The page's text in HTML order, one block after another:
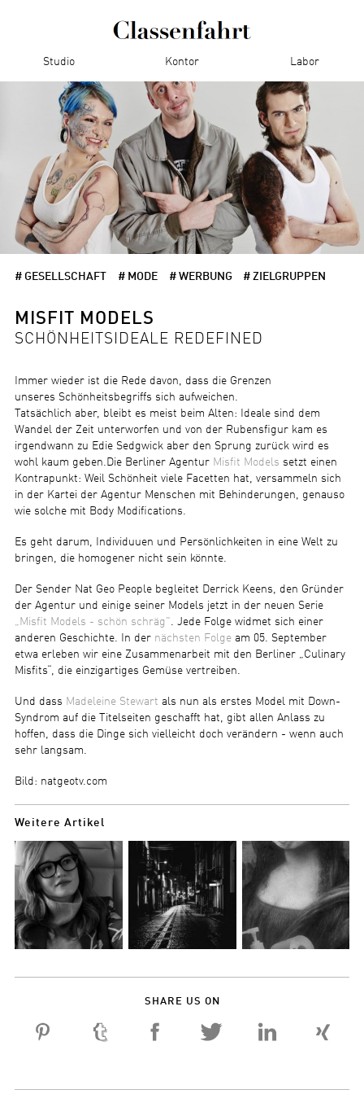
Studio Kontor Labor
# GESELLSCHAFT # MODE # WERBUNG # ZIELGRUPPEN
MISFIT MODELS
SCHÖNHEITSIDEALE REDEFINED
Immer wieder ist die Rede davon, dass die Grenzen
unseres Schönheitsbegriffs sich aufweichen.
Tatsächlich aber, bleibt es meist beim Alten: Ideale sind dem
Wandel der Zeit unterworfen und von der Rubensfigur kam es
irgendwann zu Edie Sedgwick aber den Sprung zurück wird es
wohl kaum geben.Die Berliner Agentur Misfit Models setzt einen
Kontrapunkt: Weil Schönheit viele Facetten hat, versammeln sich
in der Kartei der Agentur Menschen mit Behinderungen, genauso
wie solche mit Body Modifications.
Es geht darum, Individuuen und Persönlichkeiten in eine Welt zu
bringen, die homogener nicht sein könnte.
Der Sender Nat Geo People begleitet Derrick Keens, den Gründer
der Agentur und einige seiner Models jetzt in der neuen Serie
„Misfit Models - schön schräg" . Jede Folge widmet sich einer
anderen Geschichte. In der nächsten Folge am 05. September
etwa erleben wir eine Zusammenarbeit mit den Berliner „Culinary
Misfits“, die einzigartiges Gemüse vertreiben.
Und dass Madeleine Stewart als nun als erstes Model mit Down-
Syndrom auf die Titelseiten geschafft hat, gibt allen Anlass zu
hoffen, dass die Dinge sich vielleicht doch verändern - wenn auch
sehr langsam.
Bild: natgeotv.com
Weitere Artikel
SHARE US ON